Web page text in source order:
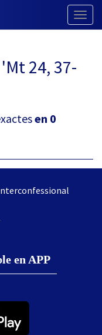
24, 37-
en 0
en APP